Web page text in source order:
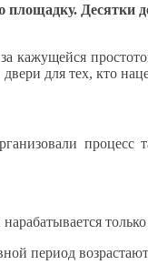
площадку. Десятки
за кажущейся
для тех, кто
процесс
период возрастают